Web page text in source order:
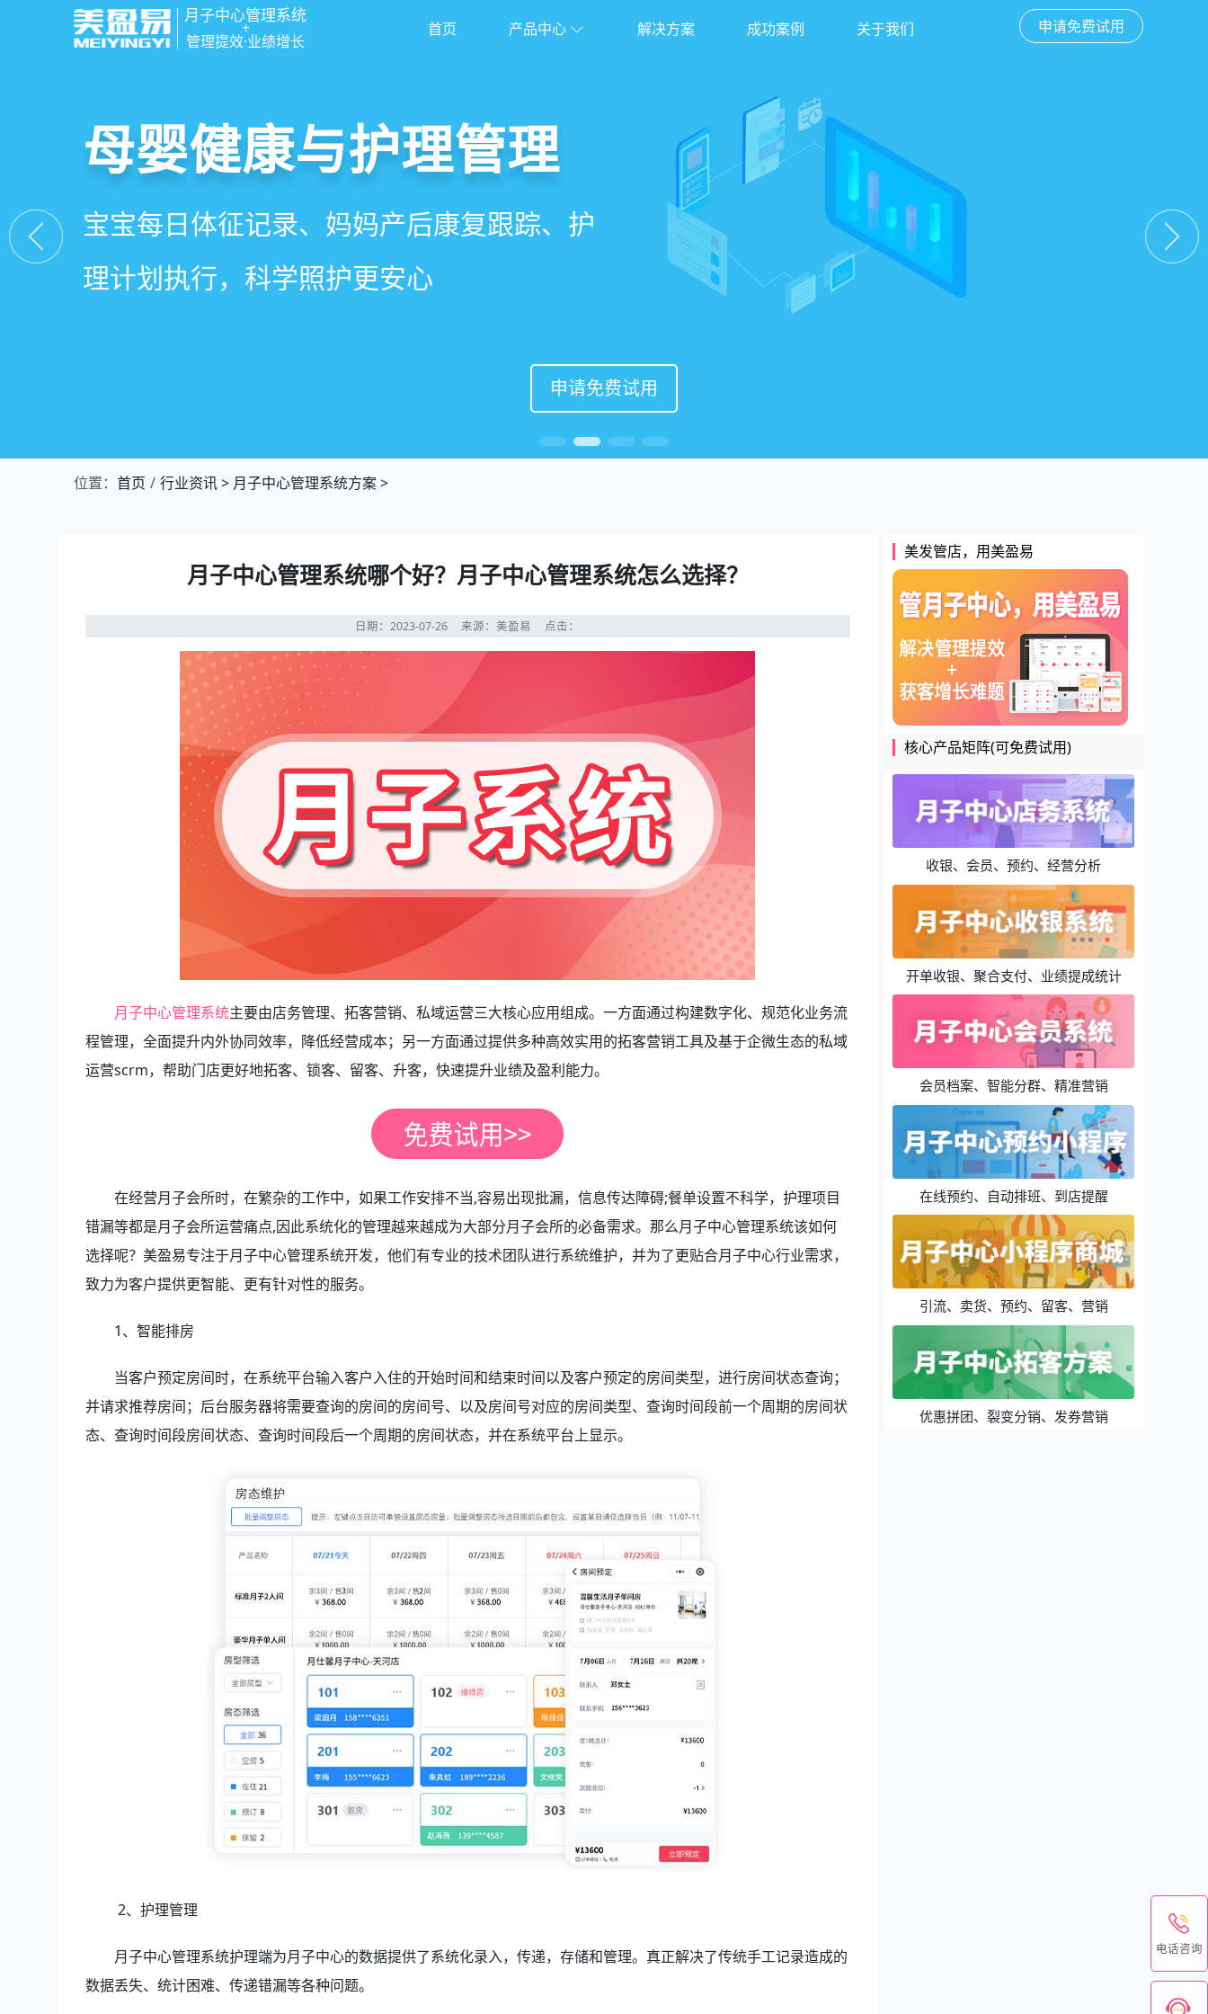
月子中心管理系统
+
管理提效·业绩增长
首页 产品中心 解决方案 成功案例 关于我们 申请免费试用
智慧月子中心管理系统
一站式解决月子中心入住、护理、餐饮、会员、
财务、营销全流程管理
申请免费试用
母婴健康与护理管理
宝宝每日体征记录、妈妈产后康复跟踪、护
理计划执行，科学照护更安心
申请免费试用
房态与预约管理
在线选房、预约入住、智能排房、资源调
度，提升入住率与客户满意度
申请免费试用
会员营销与智能锁客
会员积分、套餐定制、精准营销、客户关
怀，提升复购与转介绍
申请免费试用
位置： 首页 行业资讯> 月子中心管理系统方案>
月子中心管理系统哪个好？月子中心管理系统怎么选择？
日期：2023-07-26来源：美盈易 点击：
月子中心管理系统主要由店务管理、拓客营销、私域运营三大核心应用组成。一方面通过构建数字化、规范化业务流
程管理，全面提升内外协同效率，降低经营成本；另一方面通过提供多种高效实用的拓客营销工具及基于企微生态的私域
运营scrm，帮助门店更好地拓客、锁客、留客、升客，快速提升业绩及盈利能力。
在经营月子会所时，在繁杂的工作中，如果工作安排不当,容易出现批漏，信息传达障碍;餐单设置不科学，护理项目
错漏等都是月子会所运营痛点,因此系统化的管理越来越成为大部分月子会所的必备需求。那么月子中心管理系统该如何
选择呢？美盈易专注于月子中心管理系统开发，他们有专业的技术团队进行系统维护，并为了更贴合月子中心行业需求，
致力为客户提供更智能、更有针对性的服务。
1、智能排房
当客户预定房间时，在系统平台输入客户入住的开始时间和结束时间以及客户预定的房间类型，进行房间状态查询；
并请求推荐房间；后台服务器将需要查询的房间的房间号、以及房间号对应的房间类型、查询时间段前一个周期的房间状
态、查询时间段房间状态、查询时间段后一个周期的房间状态，并在系统平台上显示。
2、护理管理
月子中心管理系统护理端为月子中心的数据提供了系统化录入，传递，存储和管理。真正解决了传统手工记录造成的
数据丢失、统计困难、传递错漏等各种问题。
美发管店，用美盈易
核心产品矩阵(可免费试用)
收银、会员、预约、经营分析
开单收银、聚合支付、业绩提成统计
会员档案、智能分群、精准营销
在线预约、自动排班、到店提醒
引流、卖货、预约、留客、营销
优惠拼团、裂变分销、发券营销
电话咨询